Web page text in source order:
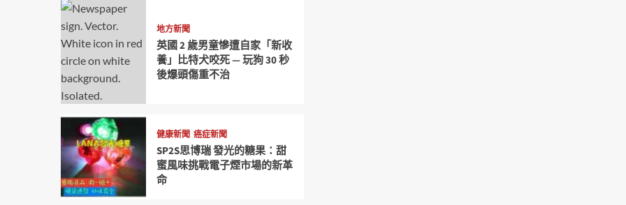
地方新聞
英國 2 歲男童慘遭自家「新收
養」比特犬咬死 — 玩狗 30 秒
後爆頭傷重不治
健康新聞 癌症新聞
SP2S思博瑞 發光的糖果：甜
蜜風味挑戰電子煙市場的新革
命